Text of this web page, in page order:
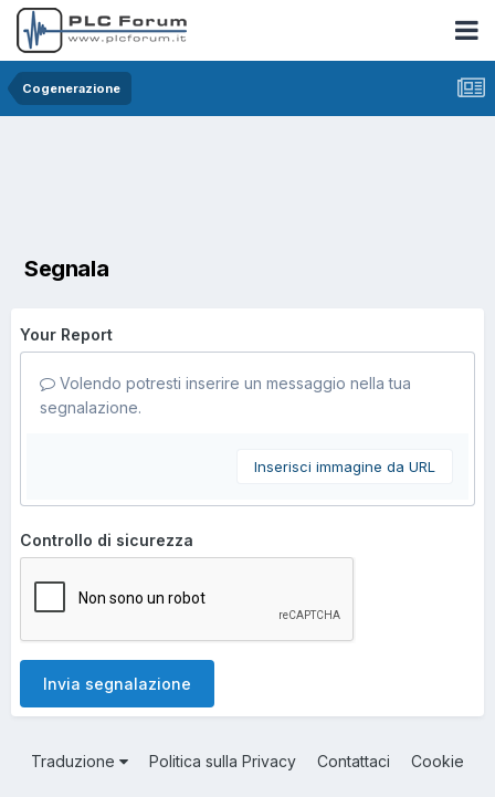
Cogenerazione
Segnala
Your Report
Volendo potresti inserire un messaggio nella tua
segnalazione.
Inserisci immagine da URL
Controllo di sicurezza
Invia segnalazione
Traduzione Politica sulla Privacy Contattaci Cookie